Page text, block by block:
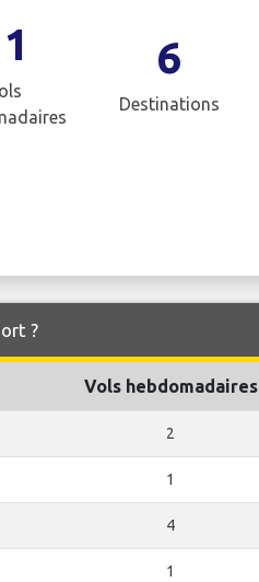
6
Destinations
?
Vols hebdomadaires
2
1
4
1